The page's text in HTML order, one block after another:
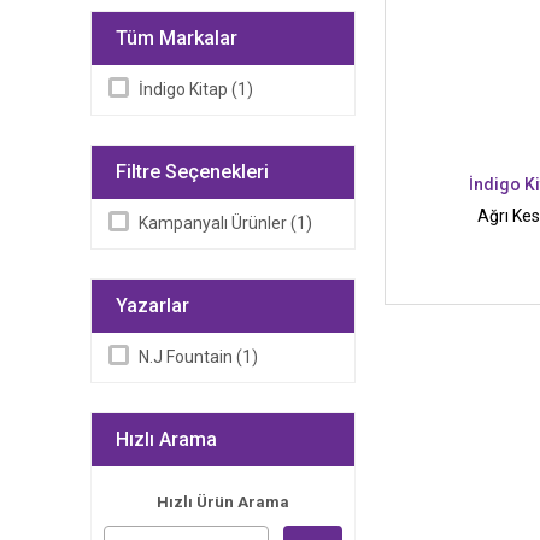
Tüm Markalar
İndigo Kitap (1)
Filtre Seçenekleri
Kampanyalı Ürünler (1)
Yazarlar
N.J Fountain (1)
Hızlı Arama
Hızlı Ürün Arama
İndigo
Ağrı